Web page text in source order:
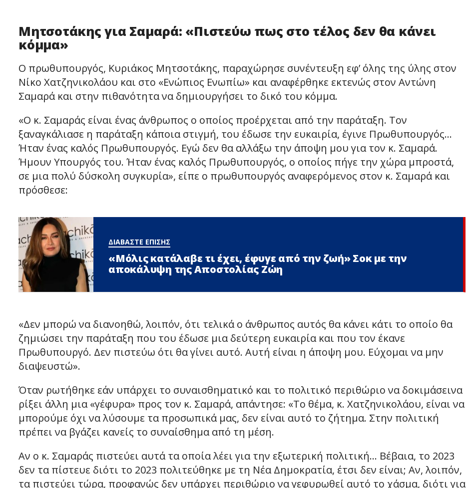
Μητσοτάκης για Σαμαρά: «Πιστεύω πως στο τέλος δεν θα κάνει
κόμμα»
Ο πρωθυπουργός, Κυριάκος Μητσοτάκης, παραχώρησε συνέντευξη εφ’ όλης της ύλης στον
Νίκο Χατζηνικολάου και στο «Ενώπιος Ενωπίω» και αναφέρθηκε εκτενώς στον Αντώνη
Σαμαρά και στην πιθανότητα να δημιουργήσει το δικό του κόμμα.
«Ο κ. Σαμαράς είναι ένας άνθρωπος ο οποίος προέρχεται από την παράταξη. Τον
ξαναγκάλιασε η παράταξη κάποια στιγμή, του έδωσε την ευκαιρία, έγινε Πρωθυπουργός…
Ήταν ένας καλός Πρωθυπουργός. Εγώ δεν θα αλλάξω την άποψη μου για τον κ. Σαμαρά.
Ήμουν Υπουργός του. Ήταν ένας καλός Πρωθυπουργός, ο οποίος πήγε την χώρα μπροστά,
σε μια πολύ δύσκολη συγκυρία», είπε ο πρωθυπουργός αναφερόμενος στον κ. Σαμαρά και
πρόσθεσε:
ΔΙΑΒΑΣΤΕ ΕΠΙΣΗΣ
«Μόλις κατάλαβε τι έχει, έφυγε από την ζωή» Σoκ με την
αποκάλυψη της Αποστολίας Ζώη
«Δεν μπορώ να διανοηθώ, λοιπόν, ότι τελικά ο άνθρωπος αυτός θα κάνει κάτι το οποίο θα
ζημιώσει την παράταξη που του έδωσε μια δεύτερη ευκαιρία και που τον έκανε
Πρωθυπουργό. Δεν πιστεύω ότι θα γίνει αυτό. Αυτή είναι η άποψη μου. Εύχομαι να μην
διαψευστώ».
Όταν ρωτήθηκε εάν υπάρχει το συναισθηματικό και το πολιτικό περιθώριο να δοκιμάσεινα
ρίξει άλλη μια «γέφυρα» προς τον κ. Σαμαρά, απάντησε: «Το θέμα, κ. Χατζηνικολάου, είναι να
μπορούμε όχι να λύσουμε τα προσωπικά μας, δεν είναι αυτό το ζήτημα. Στην πολιτική
πρέπει να βγάζει κανείς το συναίσθημα από τη μέση.
Αν ο κ. Σαμαράς πιστεύει αυτά τα οποία λέει για την εξωτερική πολιτική… Βέβαια, το 2023
δεν τα πίστευε διότι το 2023 πολιτεύθηκε με τη Νέα Δημοκρατία, έτσι δεν είναι; Αν, λοιπόν,
τα πιστεύει τώρα, προφανώς δεν υπάρχει περιθώριο να γεφυρωθεί αυτό το χάσμα, διότι για